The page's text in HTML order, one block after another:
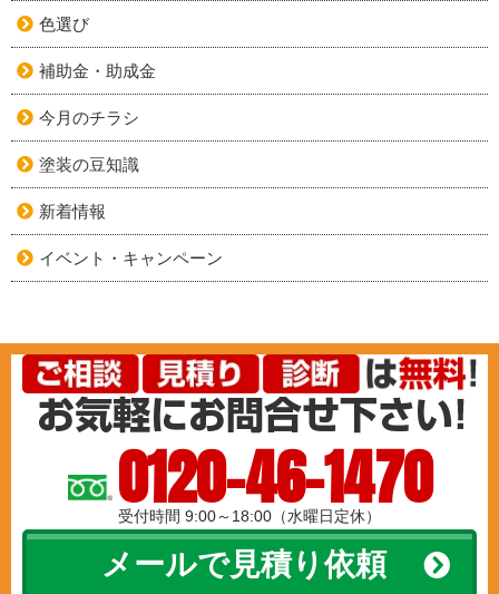
色選び
補助金・助成金
今月のチラシ
塗装の豆知識
新着情報
イベント・キャンペーン
0120-46-1470
受付時間 9:00～18:00（水曜日定休）
メールで見積り依頼